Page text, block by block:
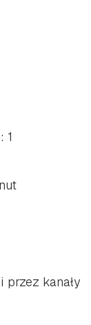
1
kanały